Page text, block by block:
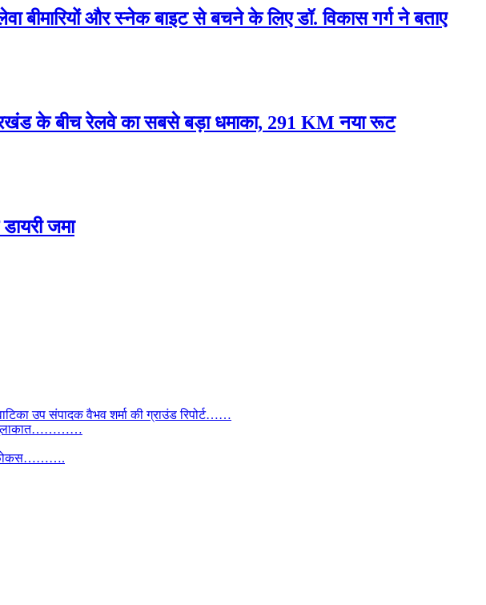
बीमारियों और स्नेक बाइट से बचने के लिए डॉ. विकास गर्ग ने बताए
के बीच रेलवे का सबसे बड़ा धमाका, 291 KM नया रूट
जमा
उप संपादक वैभव शर्मा की ग्राउंड रिपोर्ट……
मुलाकात…………
फोकस……….